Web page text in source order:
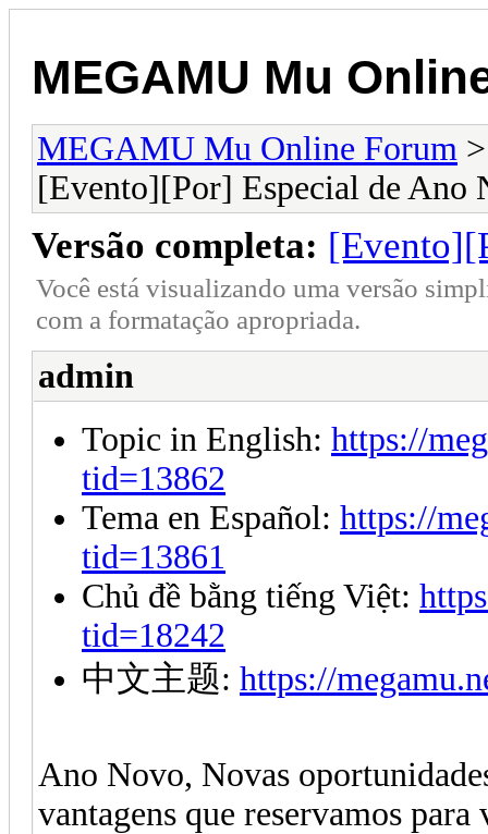
MEGAMU Mu
MEGAMU Mu Online Forum
[Evento][Por] Especial de Ano
Versão completa:
Você está visualizando uma versão
com a formatação apropriada.
admin
Topic in English: https://
tid=13862
Tema en Español: https://
tid=13861
Chủ đề bằng tiếng Việt:
tid=18242
中文主题: https://
Ano Novo, Novas
vantagens que reservamos para